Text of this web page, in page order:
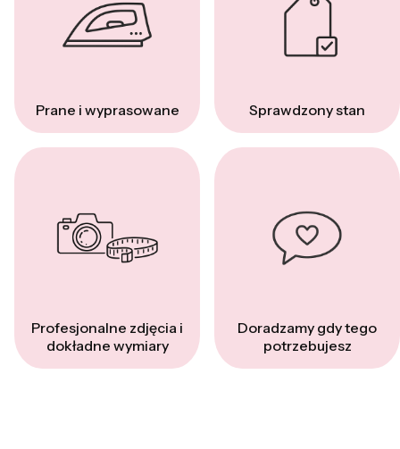
Prane i wyprasowane Sprawdzony stan
Profesjonalne zdjęcia i
dokładne wymiary
Doradzamy gdy tego
potrzebujesz